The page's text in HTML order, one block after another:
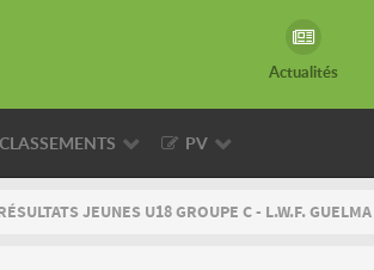
Actualités
CLASSEMENTS PV
JEUNES U18 GROUPE C - L.W.F. GUELMA